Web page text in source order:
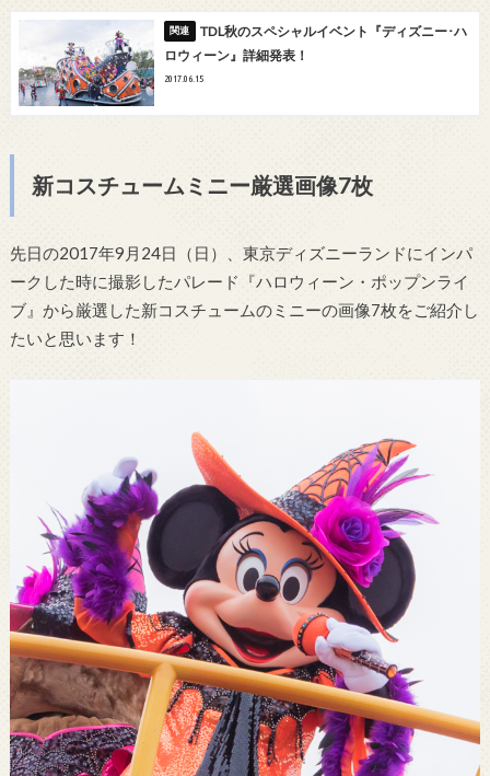
TDL秋のスペシャルイベント『ディズニー･ハ
ロウィーン』詳細発表！
2017.06.15
新コスチュームミニー厳選画像7枚
先日の2017年9月24日（日）、東京ディズニーランドにインパ
ークした時に撮影したパレード『ハロウィーン・ポップンライ
ブ』から厳選した新コスチュームのミニーの画像7枚をご紹介し
たいと思います！